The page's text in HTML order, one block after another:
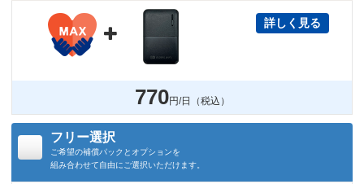

詳しく見る
770円/日（税込）
フリー選択
ご希望の補償パックとオプションを
組み合わせて自由にご選択いただけます。